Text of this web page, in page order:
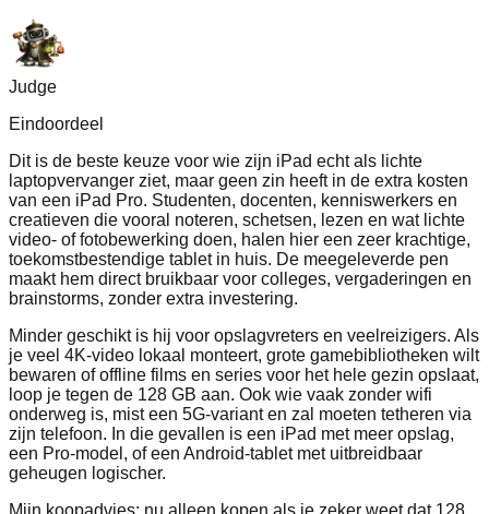
Judge
Eindoordeel
Dit is de beste keuze voor wie zijn iPad echt als lichte
laptopvervanger ziet, maar geen zin heeft in de extra kosten
van een iPad Pro. Studenten, docenten, kenniswerkers en
creatieven die vooral noteren, schetsen, lezen en wat lichte
video- of fotobewerking doen, halen hier een zeer krachtige,
toekomstbestendige tablet in huis. De meegeleverde pen
maakt hem direct bruikbaar voor colleges, vergaderingen en
brainstorms, zonder extra investering.
Minder geschikt is hij voor opslagvreters en veelreizigers. Als
je veel 4K-video lokaal monteert, grote gamebibliotheken wilt
bewaren of offline films en series voor het hele gezin opslaat,
loop je tegen de 128 GB aan. Ook wie vaak zonder wifi
onderweg is, mist een 5G-variant en zal moeten tetheren via
zijn telefoon. In die gevallen is een iPad met meer opslag,
een Pro-model, of een Android-tablet met uitbreidbaar
geheugen logischer.
Mijn koopadvies: nu alleen kopen als je zeker weet dat 128